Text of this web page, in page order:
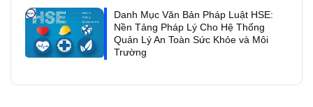
Danh Mục Văn Bản Pháp Luật HSE:
Nền Tảng Pháp Lý Cho Hệ Thống
Quản Lý An Toàn Sức Khỏe và Môi
Trường